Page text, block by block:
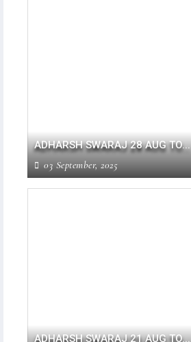
ADHARSH SWARAJ 28 AUG TO...
03 September, 2025
ADHARSH SWARAJ 21 AUG TO...